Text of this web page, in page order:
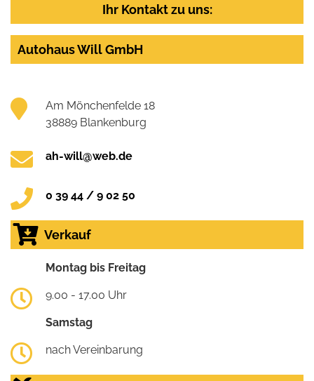
Ihr Kontakt zu uns:
Autohaus Will GmbH
Am Mönchenfelde 18
38889 Blankenburg
ah-will@web.de
0 39 44 / 9 02 50
Verkauf
Montag bis Freitag
9.00 - 17.00 Uhr
Samstag
nach Vereinbarung